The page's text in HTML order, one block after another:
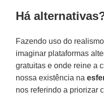
Há
Fazendo uso do
imaginar plataformas
gratuitas e onde reine a
nossa existência na
nos referindo a priorizar